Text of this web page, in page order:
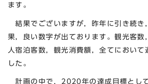
ます。
結果でございますが，昨年に引き続き
果，良い数字が出ております。観光客数
人宿泊客数，観光消費額，全てにおいて
した。
計画の中で，2020年の達成目標とし